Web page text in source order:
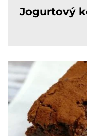
Jogurtový